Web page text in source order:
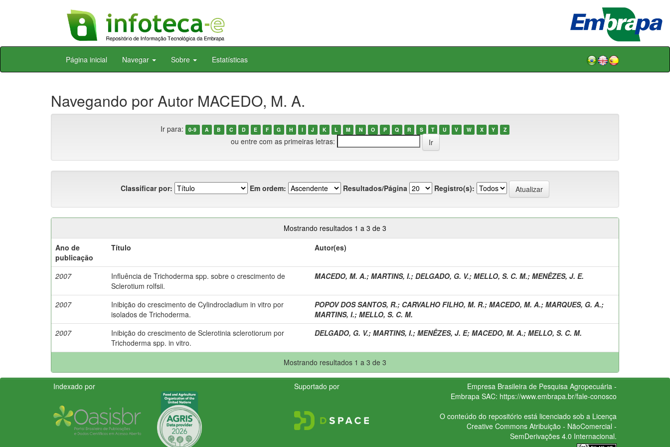
Skip
Página inicial Navegar Sobre Estatísticas
Navegando por Autor MACEDO, M. A.
Ir para: 0-9 A B C D E F G H I J K L M N O P Q R S T U V W X Y Z
ou entre com as primeiras letras:
Classificar por: Em ordem: Resultados/Página Registro(s):
Mostrando resultados 1 a 3 de 3
Ano de
publicação
Título Autor(es)
2007
Influência de Trichoderma spp. sobre o crescimento de
Sclerotium rolfsii.
MACEDO, M. A.; MARTINS, I.; DELGADO, G. V.; MELLO, S. C. M.; MENÊZES, J. E.
2007
Inibição do crescimento de Cylindrocladium in vitro por
isolados de Trichoderma.
POPOV DOS SANTOS, R.; CARVALHO FILHO, M. R.; MACEDO, M. A.; MARQUES, G. A.;
MARTINS, I.; MELLO, S. C. M.
2007
Inibição do crescimento de Sclerotinia sclerotiorum por
Trichoderma spp. in vitro.
DELGADO, G. V.; MARTINS, I.; MENÊZES, J. E; MACEDO, M. A.; MELLO, S. C. M.
Mostrando resultados 1 a 3 de 3
Indexado por Suportado por
Empresa Brasileira de Pesquisa Agropecuária -
Embrapa SAC: https://www.embrapa.br/fale-conosco
O conteúdo do repositório está licenciado sob a Licença
Creative CommonsAtribuição - NãoComercial -
SemDerivações 4.0 Internacional.